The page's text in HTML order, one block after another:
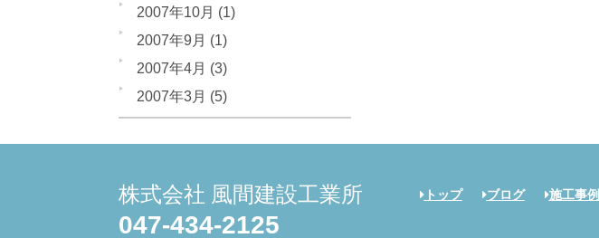
2007年10月 (1)
2007年9月 (1)
2007年4月 (3)
2007年3月 (5)
株式会社 風間建設工業所
047-434-2125
トップ ブログ 施工事例